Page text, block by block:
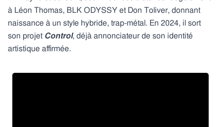
à Léon Thomas, BLK ODYSSY et Don Toliver, donnant
naissance à un style hybride, trap-métal. En 2024, il sort
son projet Control, déjà annonciateur de son identité
artistique affirmée.